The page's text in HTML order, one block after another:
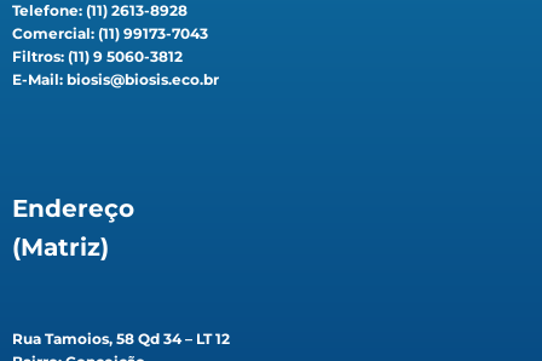
Telefone: (11) 2613-8928
Comercial: (11) 99173-7043
Filtros: (11) 9 5060-3812
E-Mail: biosis@biosis.eco.br
Endereço
(Matriz)
Rua Tamoios, 58 Qd 34 – LT 12